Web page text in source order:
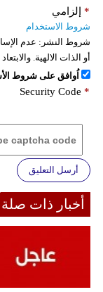
إلزامي *
شروط الاستخدام
شروط النشر: عدم
أو الذات الالهية.
اُوافق على شروط
Security Code *
أرسل التعليق
أخبار ذات صلة